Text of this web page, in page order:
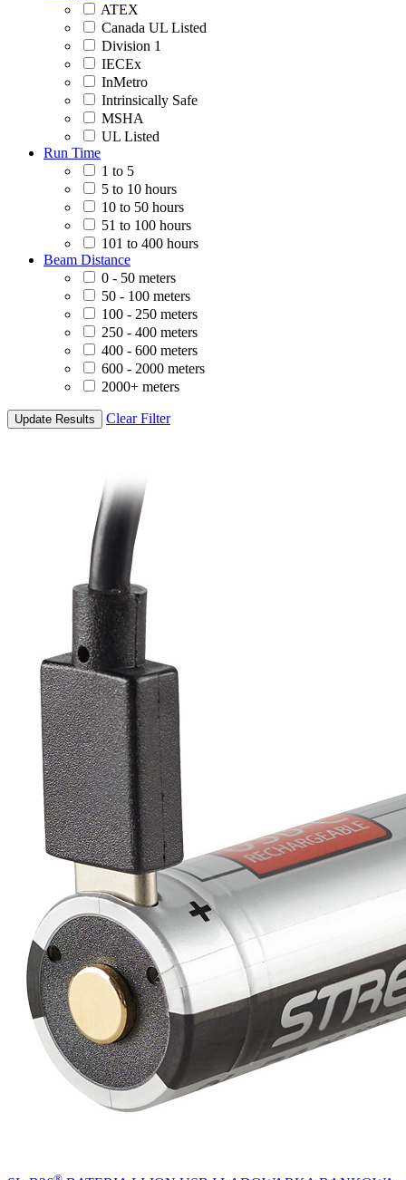
ATEX
Canada UL Listed
Division 1
IECEx
InMetro
Intrinsically Safe
MSHA
UL Listed
Run Time
1 to 5
5 to 10 hours
10 to 50 hours
51 to 100 hours
101 to 400 hours
Beam Distance
0 - 50 meters
50 - 100 meters
100 - 250 meters
250 - 400 meters
400 - 600 meters
600 - 2000 meters
2000+ meters
Update Results Clear Filter